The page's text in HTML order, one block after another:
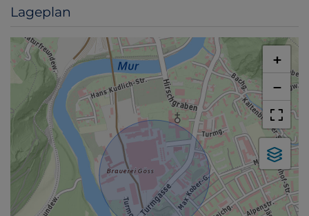
Lageplan
+
−